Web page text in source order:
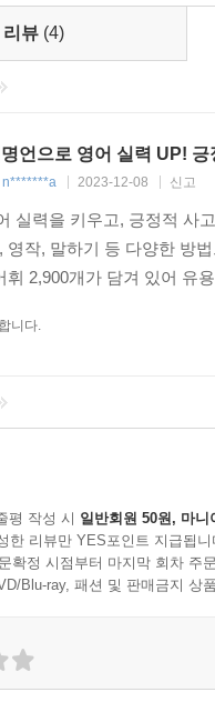
리뷰 (4)
언으로 영어 실력 UP!
n*******a 2023-12-08 신고
실력을 키우고, 긍정적 사
영작, 말하기 등 다양한 방
휘 2,900개가 담겨 있어 유
니다.
평 작성 시 일반회원 50원, 마니
한 리뷰만 YES포인트 지급됩니
확정 시점부터 마지막 회차 주
Blu-ray, 패션 및 판매금지 상